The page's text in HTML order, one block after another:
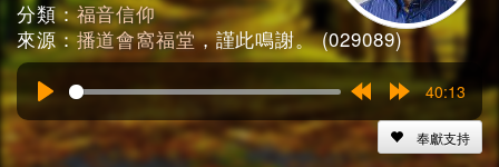
分類：福音信仰
來源：播道會窩福堂，謹此鳴謝。 (029089)
15s
15s
40:13
奉獻支持